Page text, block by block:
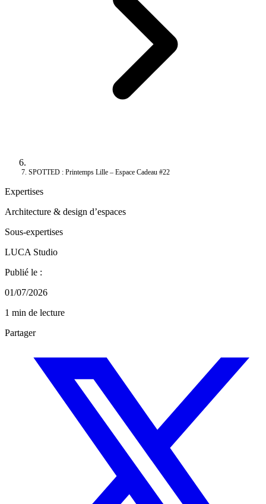
SPOTTED : Printemps Lille – Espace Cadeau #22
Expertises
Architecture & design d’espaces
Sous-expertises
LUCA Studio
Publié le :
01/07/2026
1 min de lecture
Partager